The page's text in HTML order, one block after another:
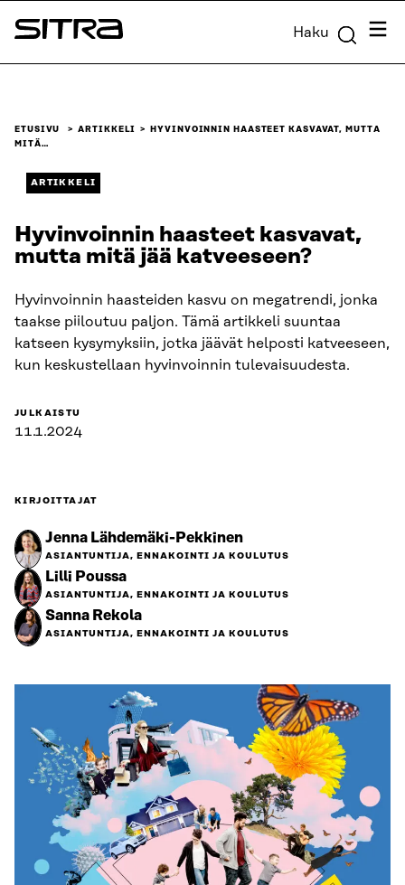
Siirry
suoraan
Sitra Haku
ETUSIVU ARTIKKELI
HYVINVOINNIN HAASTEET KASVAVAT, MUTTA
MITÄ…
ARTIKKELI
Hyvinvoinnin haasteet kasvavat,
mutta mitä jää katveeseen?
Hyvinvoinnin haasteiden kasvu on megatrendi, jonka
taakse piiloutuu paljon. Tämä artikkeli suuntaa
katseen kysymyksiin, jotka jäävät helposti katveeseen,
kun keskustellaan hyvinvoinnin tulevaisuudesta.
JULKAISTU
11.1.2024
KIRJOITTAJAT
Jenna Lähdemäki-Pekkinen
ASIANTUNTIJA, ENNAKOINTI JA KOULUTUS
Lilli Poussa
ASIANTUNTIJA, ENNAKOINTI JA KOULUTUS
Sanna Rekola
ASIANTUNTIJA, ENNAKOINTI JA KOULUTUS